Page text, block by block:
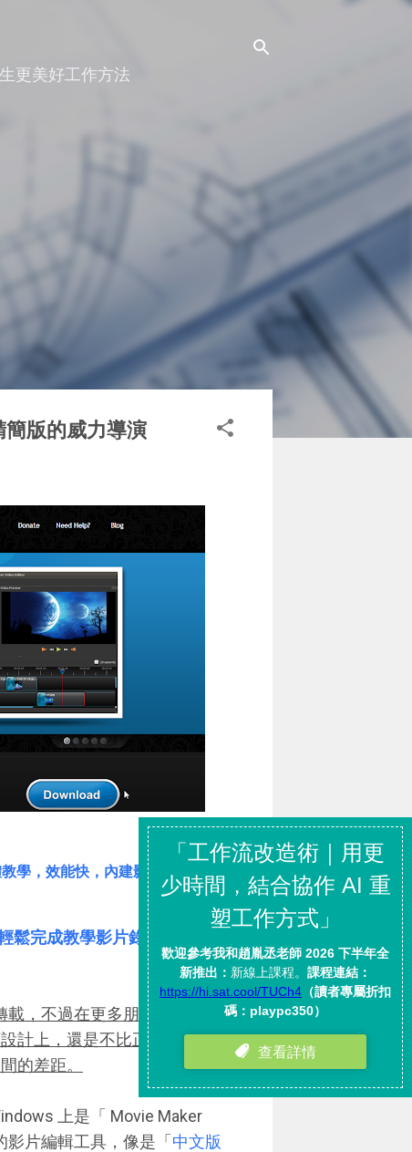
更美好工作方法
版的威力導演
學，效能快，內建影音特效
完成教學影片錄製、剪輯、
，不過在更多朋友的使用經
計上，還是不比正式的威力導
的差距。
上是「 Movie Maker
片編輯工具，像是「 中文版